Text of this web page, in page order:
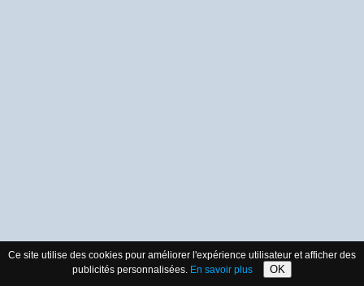
Ce site utilise des cookies pour améliorer l'expérience utilisateur et afficher des
publicités personnalisées. En savoir plus OK